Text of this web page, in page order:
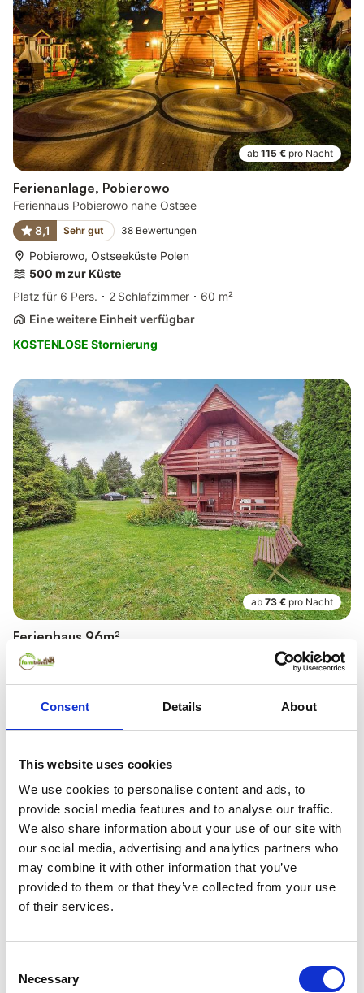
Consent Details About
This website uses cookies
We use cookies to personalise content and ads, to
provide social media features and to analyse our traffic.
We also share information about your use of our site with
our social media, advertising and analytics partners who
may combine it with other information that you’ve
provided to them or that they’ve collected from your use
of their services.
Selection
Necessary
ab 115 € pro Nacht
Ferienanlage, Pobierowo
Ferienhaus Pobierowo nahe Ostsee
8,1
Sehr gut 38 Bewertungen
Pobierowo, Ostseeküste Polen
500 m zur Küste
Platz für 6 Pers.
2 Schlafzimmer
60 m²
Eine weitere Einheit verfügbar
KOSTENLOSE Stornierung
ab 73 € pro Nacht
Ferienhaus 96m²
8,9
Polnische Ostsee, Ostseeküste Polen
3,9 km zur Küste
Platz für 8 Pers.
4 Schlafzimmer
96 m²